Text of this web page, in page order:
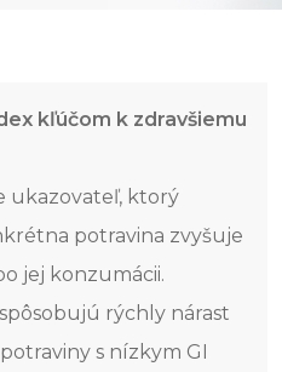
kľúčom k zdravšiemu
ukazovateľ, ktorý
potravina zvyšuje
jej konzumácii.
rýchly nárast
s nízkym GI